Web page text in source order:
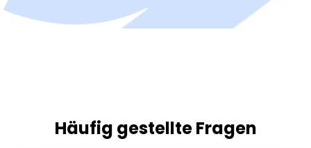
Häufig gestellte Fragen